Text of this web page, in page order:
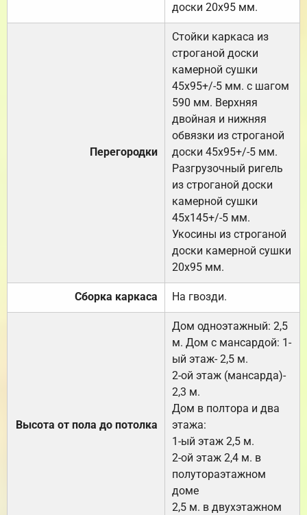
доски 20х95 мм.
Перегородки
Стойки каркаса из
строганой доски
камерной сушки
45х95+/-5 мм. с шагом
590 мм. Верхняя
двойная и нижняя
обвязки из строганой
доски 45х95+/-5 мм.
Разгрузочный ригель
из строганой доски
камерной сушки
45х145+/-5 мм.
Укосины из строганой
доски камерной сушки
20х95 мм.
Сборка каркаса На гвозди.
Высота от пола до потолка
Дом одноэтажный: 2,5
м. Дом с мансардой: 1-
ый этаж- 2,5 м.
2-ой этаж (мансарда)-
2,3 м.
Дом в полтора и два
этажа:
1-ый этаж 2,5 м.
2-ой этаж 2,4 м. в
полутораэтажном
доме
2,5 м. в двухэтажном